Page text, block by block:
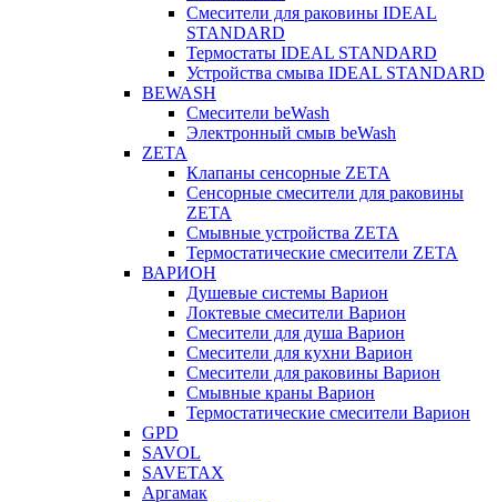
Смесители для раковины IDEAL
STANDARD
Термостаты IDEAL STANDARD
Устройства смыва IDEAL STANDARD
BEWASH
Смесители beWash
Электронный смыв beWash
ZETA
Клапаны сенсорные ZETA
Сенсорные смесители для раковины
ZETA
Смывные устройства ZETA
Термостатические смесители ZETA
ВАРИОН
Душевые системы Варион
Локтевые смесители Варион
Смесители для душа Варион
Смесители для кухни Варион
Смесители для раковины Варион
Смывные краны Варион
Термостатические смесители Варион
GPD
SAVOL
SAVETAX
Аргамак